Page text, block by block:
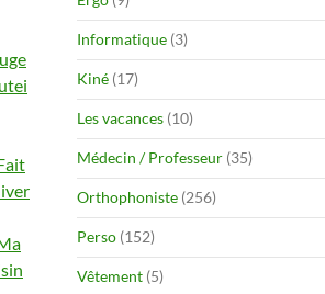
Informatique (3)
Kiné (17)
Les vacances (10)
Médecin / Professeur (35)
Orthophoniste (256)
Perso (152)
Vêtement (5)